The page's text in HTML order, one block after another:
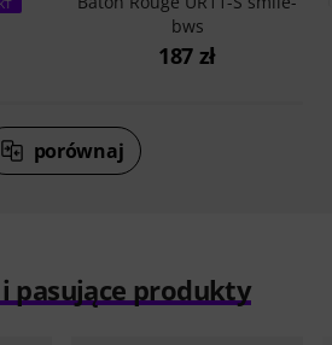
bws
187 zł
porównaj
pasujące produkty